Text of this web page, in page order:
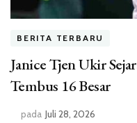
BERITA TERBARU
Janice Tjen Ukir
Tembus 16 Besar
pada Juli 28, 2026